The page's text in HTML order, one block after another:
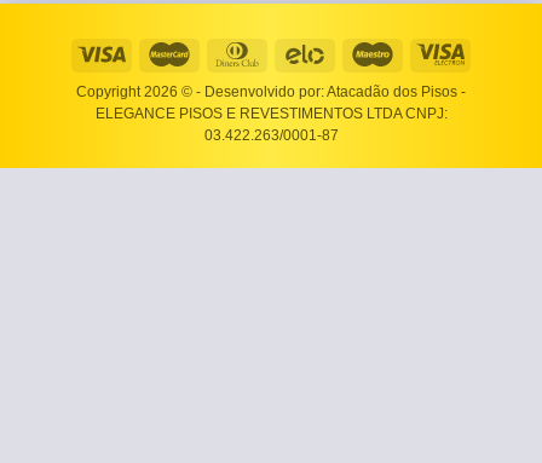
Copyright 2026 © - Desenvolvido por: Atacadão dos Pisos -
ELEGANCE PISOS E REVESTIMENTOS LTDA CNPJ:
03.422.263/0001-87